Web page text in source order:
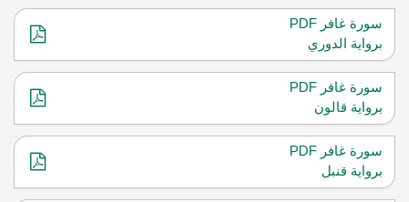
سورة غافر PDF
برواية الدوري
سورة غافر PDF
برواية قالون
سورة غافر PDF
برواية قنبل